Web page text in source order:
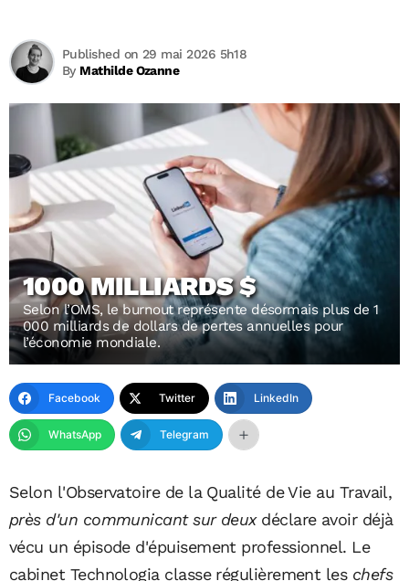
By Mathilde Ozanne
Published on 29 mai 2026 5h18
1000 MILLIARDS $
Selon l’OMS, le burnout représente désormais plus de 1
000 milliards de dollars de pertes annuelles pour
l’économie mondiale.
Facebook Twitter LinkedIn
WhatsApp Telegram
Selon l'Observatoire de la Qualité de Vie au Travail,
près d'un communicant sur deuxdéclare avoir déjà
vécu un épisode d'épuisement professionnel. Le
cabinet Technologia classe régulièrement les chefs